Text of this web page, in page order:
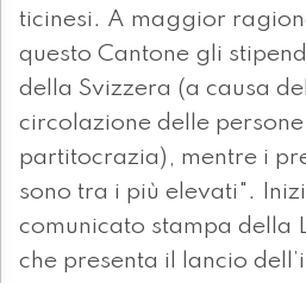
ticinesi. A maggior
questo Cantone gli
della Svizzera (a causa
circolazione delle
partitocrazia), mentre i
sono tra i più elevati".
comunicato stampa della
che presenta il lancio